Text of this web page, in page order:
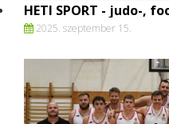
HETI SPORT - judo-,
2025. szeptember 15.